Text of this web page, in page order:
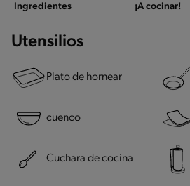
Ingredientes ¡A cocinar!
Utensilios
Plato de hornear
cuenco
Cuchara de cocina